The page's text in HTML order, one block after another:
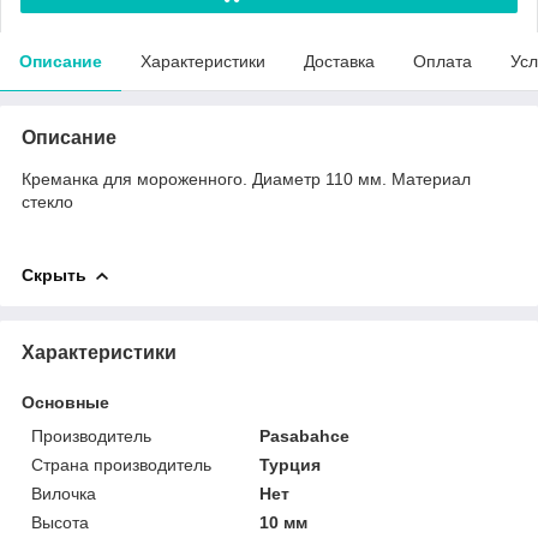
Описание Характеристики Доставка Оплата
Описание
Креманка для мороженного. Диаметр 110 мм. Материал
стекло
Скрыть
Характеристики
Основные
Производитель
Pasabahce
Страна производитель
Турция
Вилочка
Нет
Высота
10 мм